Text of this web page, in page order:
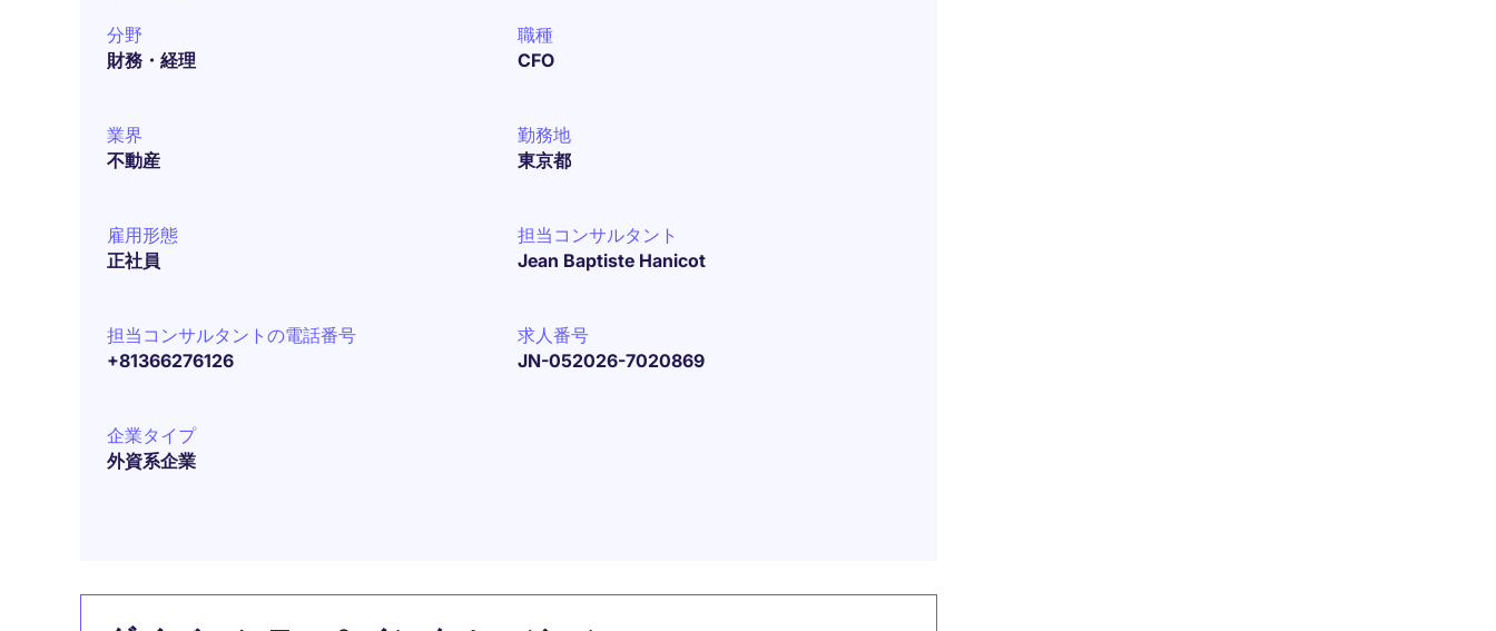
分野
財務・経理
職種
CFO
業界
不動産
勤務地
東京都
雇用形態
正社員
担当コンサルタント
Jean Baptiste Hanicot
担当コンサルタントの電話番号
+81366276126
求人番号
JN-052026-7020869
企業タイプ
外資系企業